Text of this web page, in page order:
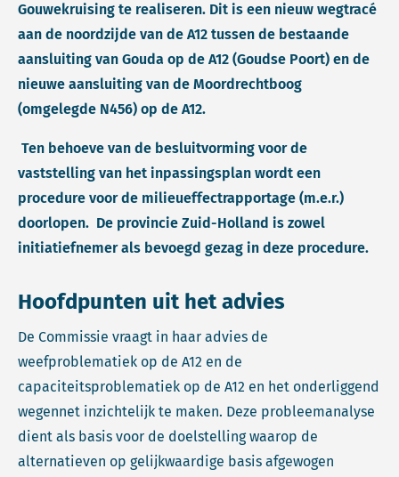
Gouwekruising te realiseren. Dit is een nieuw wegtracé
aan de noordzijde van de A12 tussen de bestaande
aansluiting van Gouda op de A12 (Goudse Poort) en de
nieuwe aansluiting van de Moordrechtboog
(omgelegde N456) op de A12.
Ten behoeve van de besluitvorming voor de
vaststelling van het inpassingsplan wordt een
procedure voor de milieueffectrapportage (m.e.r.)
doorlopen. De provincie Zuid-Holland is zowel
initiatiefnemer als bevoegd gezag in deze procedure.
Hoofdpunten uit het advies
De Commissie vraagt in haar advies de
weefproblematiek op de A12 en de
capaciteitsproblematiek op de A12 en het onderliggend
wegennet inzichtelijk te maken. Deze probleemanalyse
dient als basis voor de doelstelling waarop de
alternatieven op gelijkwaardige basis afgewogen